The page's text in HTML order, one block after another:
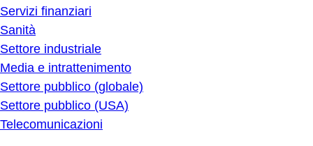
Servizi finanziari
Sanità
Settore industriale
Media e intrattenimento
Settore pubblico (globale)
Settore pubblico (USA)
Telecomunicazioni